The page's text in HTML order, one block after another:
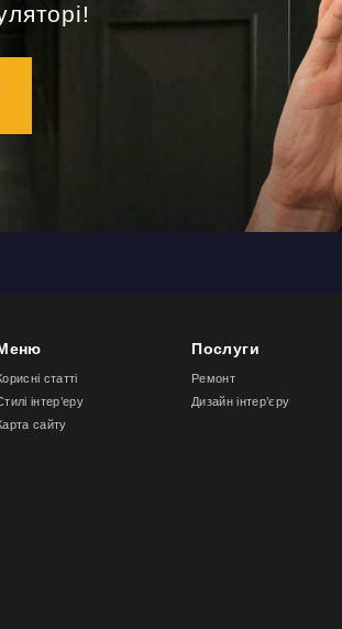
статті
інтер’еру
сайту
Послуги
Ремонт
Дизайн інтер’єру